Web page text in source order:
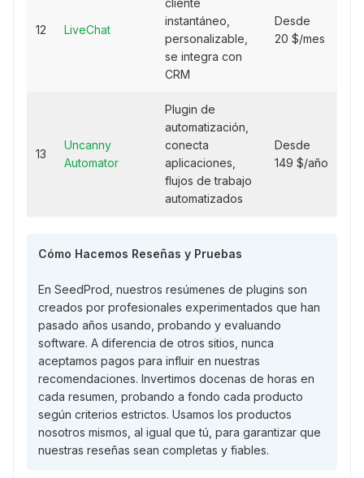
12 LiveChat
cliente
instantáneo,
personalizable,
se integra con
CRM
Desde
20 $/mes
13
Uncanny
Automator
Plugin de
automatización,
conecta
aplicaciones,
flujos de trabajo
automatizados
Desde
149 $/año
Cómo Hacemos Reseñas y Pruebas
En SeedProd, nuestros resúmenes de plugins son
creados por profesionales experimentados que han
pasado años usando, probando y evaluando
software. A diferencia de otros sitios, nunca
aceptamos pagos para influir en nuestras
recomendaciones. Invertimos docenas de horas en
cada resumen, probando a fondo cada producto
según criterios estrictos. Usamos los productos
nosotros mismos, al igual que tú, para garantizar que
nuestras reseñas sean completas y fiables.